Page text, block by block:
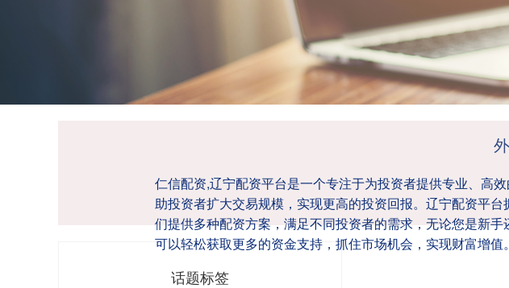
仁信配资,辽宁配资平台是一个专注于为投资者提供专业、高
助投资者扩大交易规模，实现更高的投资回报。辽宁配资平
们提供多种配资方案，满足不同投资者的需求，无论您是新
可以轻松获取更多的资金支持，抓住市场机会，实现财富增值
话题标签